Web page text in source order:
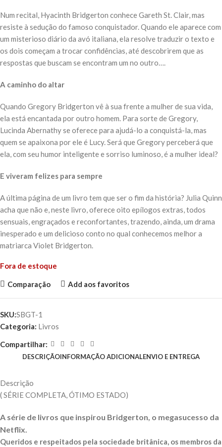
Num recital, Hyacinth Bridgerton conhece Gareth St. Clair, mas
resiste à sedução do famoso conquistador. Quando ele aparece com
um misterioso diário da avó italiana, ela resolve traduzir o texto e
os dois começam a trocar confidências, até descobrirem que as
respostas que buscam se encontram um no outro….
A caminho do altar
Quando Gregory Bridgerton vê à sua frente a mulher de sua vida,
ela está encantada por outro homem. Para sorte de Gregory,
Lucinda Abernathy se oferece para ajudá-lo a conquistá-la, mas
quem se apaixona por ele é Lucy. Será que Gregory perceberá que
ela, com seu humor inteligente e sorriso luminoso, é a mulher ideal?
E viveram felizes para sempre
A última página de um livro tem que ser o fim da história? Julia Quinn
acha que não e, neste livro, oferece oito epílogos extras, todos
sensuais, engraçados e reconfortantes, trazendo, ainda, um drama
inesperado e um delicioso conto no qual conhecemos melhor a
matriarca Violet Bridgerton.
Fora de estoque
Comparação Add aos favoritos
SKU:SBGT-1
Categoria: Livros
Compartilhar:
DESCRIÇÃOINFORMAÇÃO ADICIONALENVIO E ENTREGA
Descrição
( SÉRIE COMPLETA, ÓTIMO ESTADO)
A série de livros que inspirou Bridgerton, o megasucesso da
Netflix.
Queridos e respeitados pela sociedade britânica, os membros da